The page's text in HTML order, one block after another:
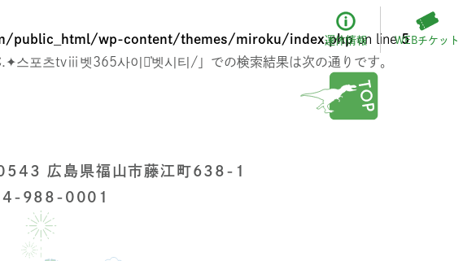
運休情報 WEBチケット
public_html/wp-content/themes/miroku/index.phpon line5
스포츠tvⅲ벳365사이트̍벳시티/」での検索結果は次の通りです。
広島県福山市藤江町638-1
988-0001